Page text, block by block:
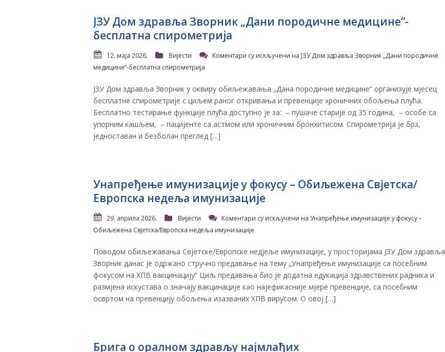
ЈЗУ Дом здравља Зворник „Дани породичне медицине“-
бесплатна спирометрија
12. маја 2026. Вијести Коментари су искључени на ЈЗУ Дом здравља Зворник „Дани породичне
медицине“-бесплатна спирометрија
ЈЗУ Дом здравља Зворник у оквиру обиљежавања „Дана породичне медицине“ организује мјесец
бесплатне спирометрије с циљем раног откривања и превенције хроничних обољења плућа.
Бесплатно тестирање функције плућа доступно је за: – пушаче старије од 35 година, – особе са
упорним кашљем, – пацијенте са астмом или хроничним бронхитисом. Спирометрија је брз,
једноставан и безболан преглед […]
Унапређење имунизације у фокусу – Обиљежена Свјетска/
Европска нед‌еља имунизације
29. априла 2026. Вијести Коментари су искључени на Унапређење имунизације у фокусу –
Обиљежена Свјетска/Европска нед‌еља имунизације
Поводом обиљежавања Свјетске/Европске нед‌јеље имунизације, у просторијама ЈЗУ Дом здравља
Зворник данас је одржано стручно предавање на тему „Унапређење имунизације са посебним
фокусом на ХПВ вакцинацију“ Циљ предавања био је додатна едукација здравствених радника и
размјена искустава о значају вакцинације као најефикасније мјере превенције, са посебним
освртом на превенцију обољења изазваних ХПВ вирусом. О овој […]
Брига о оралном здрављу најмлађих